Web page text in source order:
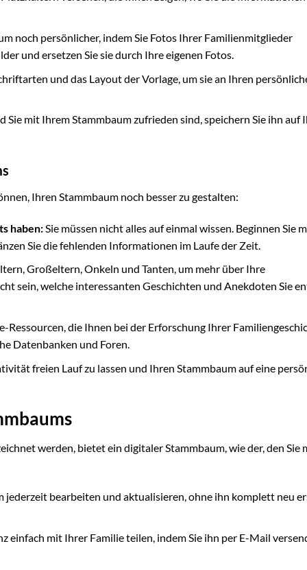
noch persönlicher, indem Sie Fotos Ihrer Familienmitglieder
und ersetzen Sie sie durch Ihre eigenen Fotos.
und das Layout der Vorlage, um sie an Ihren
Sie mit Ihrem Stammbaum zufrieden sind, speichern Sie ihn auf
Ihren Stammbaum noch besser zu gestalten:
haben:Sie müssen nicht alles auf einmal wissen. Beginnen Sie
Sie die fehlenden Informationen im Laufe der Zeit.
Großeltern, Onkeln und Tanten, um mehr über Ihre
sein, welche interessanten Geschichten und Anekdoten Sie
Ressourcen, die Ihnen bei der Erforschung Ihrer
Datenbanken und Foren.
freien Lauf zu lassen und Ihren Stammbaum auf eine
werden, bietet ein digitaler Stammbaum, wie der, den Sie
jederzeit bearbeiten und aktualisieren, ohne ihn komplett neu
einfach mit Ihrer Familie teilen, indem Sie ihn per E-Mail